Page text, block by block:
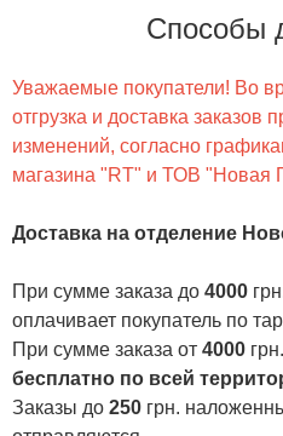
Способы
Уважаемые покупатели! Во
отгрузка и доставка заказов
изменений, согласно
магазина "RT" и ТОВ "Новая
Доставка на отделение
При сумме заказа до 4000
оплачивает покупатель по
При сумме заказа от 4000
бесплатно по всей
Заказы до 250 грн.